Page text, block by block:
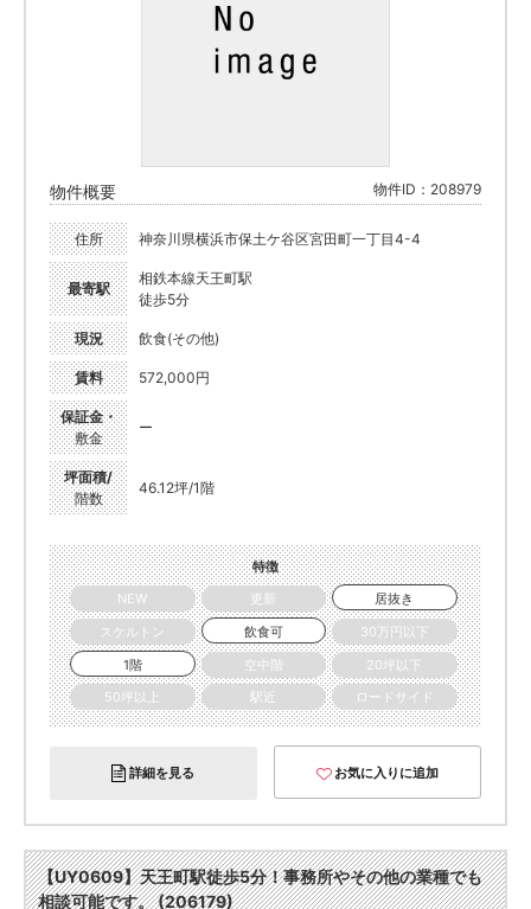
物件概要 物件ID：208979
住所 神奈川県横浜市保土ケ谷区宮田町一丁目4-4
最寄駅
相鉄本線天王町駅
徒歩5分
現況 飲食(その他)
賃料 572,000円
保証金・
敷金
ー
坪面積/
階数
46.12坪/1階
特徴
NEW
更新
居抜き
スケルトン
飲食可
30万円以下
1階
空中階
20坪以下
50坪以上
駅近 ロードサイド
詳細を見る お気に入りに追加
【UY0609】天王町駅徒歩5分！事務所やその他の業種でも
相談可能です。 (206179)